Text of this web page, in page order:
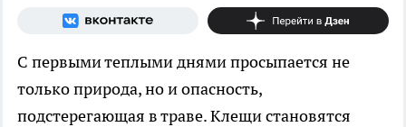
С первыми теплыми днями просыпается не
только природа, но и опасность,
подстерегающая в траве. Клещи становятся